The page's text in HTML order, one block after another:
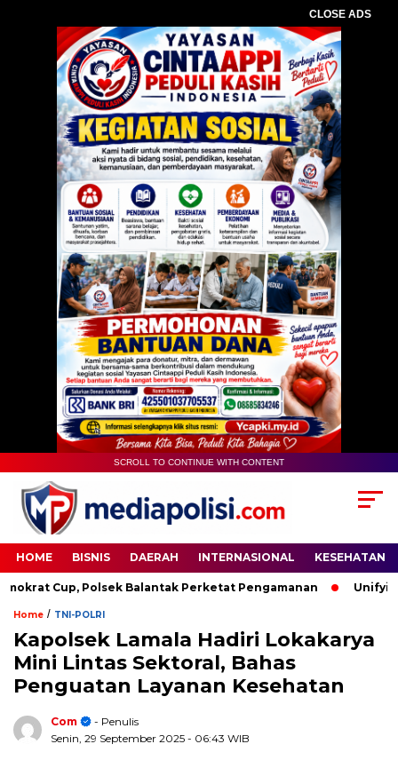
CLOSE ADS
SCROLL TO CONTINUE WITH CONTENT
HOME BISNIS DAERAH INTERNASIONAL KESEHATAN
Cup, Polsek Balantak Perketat Pengamanan Unifying
Home / TNI-POLRI
Kapolsek Lamala Hadiri Lokakarya
Mini Lintas Sektoral, Bahas
Penguatan Layanan Kesehatan
Com
- Penulis
Senin, 29 September 2025 - 06:43 WIB